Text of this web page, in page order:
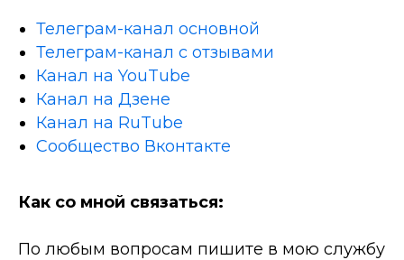
Телеграм-канал основной
Телеграм-канал с отзывами
Канал на YouTube
Канал на Дзене
Канал на RuTube
Сообщество Вконтакте
Как со мной связаться:
По любым вопросам пишите в мою службу